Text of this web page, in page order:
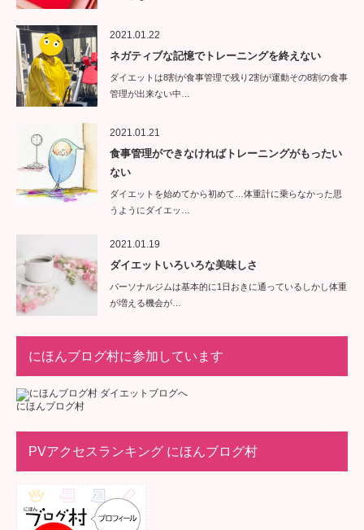
2021.01.22
ネガティブな記憶でトレーニングを終えない
ダイエットは8割が食事管理で残り2割が運動その8割の食事
管理が出来ない中…
2021.01.21
食事管理ができなければトレーニングがもったい
ない
ダイエットを始めてから初めて…体重計に乗らなかった思
うようにダイエッ…
2021.01.19
ダイエットいろいろな美味しさ
パーソナルジムは基本的に1日おきに通っているしかし体重
が増える機会が…
にほんブログ村に参加しています
にほんブログ村
PVアクセスランキング にほんブログ村